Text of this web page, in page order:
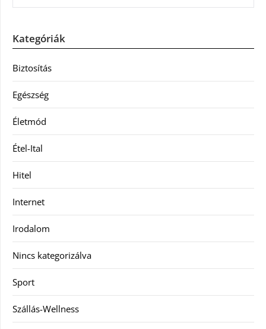
Kategóriák
Biztosítás
Egészség
Életmód
Étel-Ital
Hitel
Internet
Irodalom
Nincs kategorizálva
Sport
Szállás-Wellness